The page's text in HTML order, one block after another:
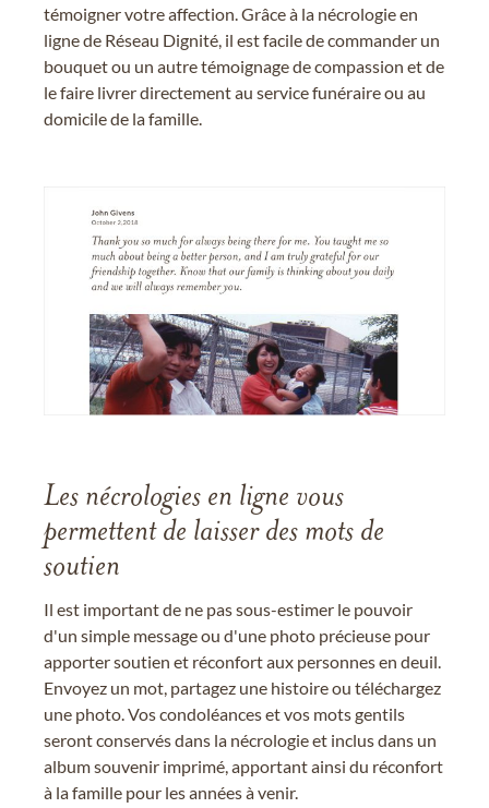
témoigner votre affection. Grâce à la nécrologie en
ligne de Réseau Dignité, il est facile de commander un
bouquet ou un autre témoignage de compassion et de
le faire livrer directement au service funéraire ou au
domicile de la famille.
Les nécrologies en ligne vous
permettent de laisser des mots de
soutien
Il est important de ne pas sous-estimer le pouvoir
d'un simple message ou d'une photo précieuse pour
apporter soutien et réconfort aux personnes en deuil.
Envoyez un mot, partagez une histoire ou téléchargez
une photo. Vos condoléances et vos mots gentils
seront conservés dans la nécrologie et inclus dans un
album souvenir imprimé, apportant ainsi du réconfort
à la famille pour les années à venir.